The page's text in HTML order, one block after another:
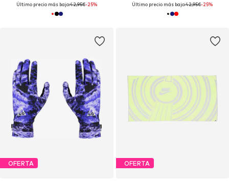
Último precio más bajo:42,95€-25% Último precio más bajo:42,95€-25%
OFERTA OFERTA